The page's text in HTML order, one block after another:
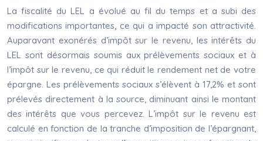
La fiscalité du LEL a évolué au fil du temps et a subi des
modifications importantes, ce qui a impacté son attractivité.
Auparavant exonérés d’impôt sur le revenu, les intérêts du
LEL sont désormais soumis aux prélèvements sociaux et à
l’impôt sur le revenu, ce qui réduit le rendement net de votre
épargne. Les prélèvements sociaux s’élèvent à 17,2% et sont
prélevés directement à la source, diminuant ainsi le montant
des intérêts que vous percevez. L’impôt sur le revenu est
calculé en fonction de la tranche d’imposition de l’épargnant,